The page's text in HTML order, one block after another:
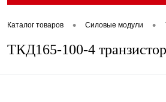
Каталог товаров • Силовые модули •
ТКД165-100-4